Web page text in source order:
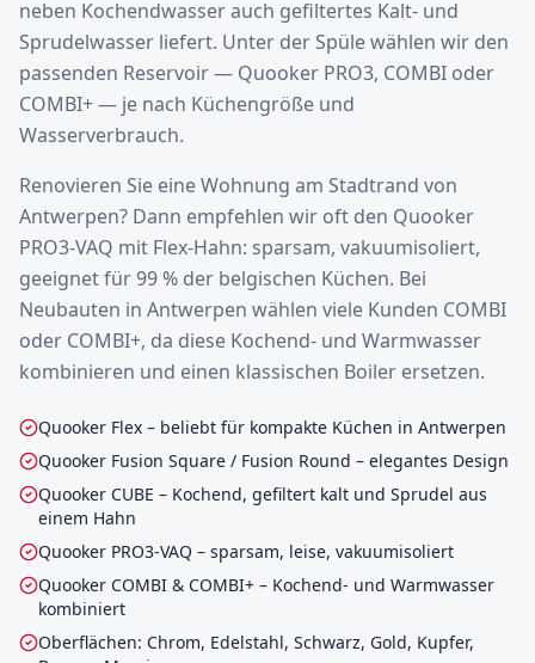
neben Kochendwasser auch gefiltertes Kalt- und
Sprudelwasser liefert. Unter der Spüle wählen wir den
passenden Reservoir — Quooker PRO3, COMBI oder
COMBI+ — je nach Küchengröße und
Wasserverbrauch.
Renovieren Sie eine Wohnung am Stadtrand von
Antwerpen? Dann empfehlen wir oft den Quooker
PRO3-VAQ mit Flex-Hahn: sparsam, vakuumisoliert,
geeignet für 99 % der belgischen Küchen. Bei
Neubauten in Antwerpen wählen viele Kunden COMBI
oder COMBI+, da diese Kochend- und Warmwasser
kombinieren und einen klassischen Boiler ersetzen.
Quooker Flex – beliebt für kompakte Küchen in Antwerpen
Quooker Fusion Square / Fusion Round – elegantes Design
Quooker CUBE – Kochend, gefiltert kalt und Sprudel aus
einem Hahn
Quooker PRO3-VAQ – sparsam, leise, vakuumisoliert
Quooker COMBI & COMBI+ – Kochend- und Warmwasser
kombiniert
Oberflächen: Chrom, Edelstahl, Schwarz, Gold, Kupfer,